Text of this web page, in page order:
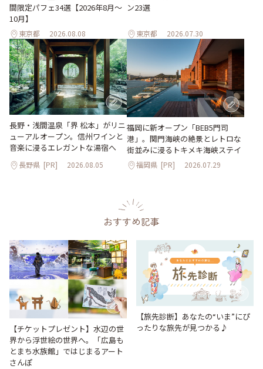
間限定パフェ34選【2026年8月～
10月】
東京都 2026.08.08
ン23選
東京都 2026.07.30
長野・浅間温泉「界 松本」がリニ
ューアルオープン。信州ワインと
音楽に浸るエレガントな湯宿へ
長野県 [PR] 2026.08.05
福岡に新オープン「BEB5門司
港」。関門海峡の絶景とレトロな
街並みに浸るトキメキ海峡ステイ
福岡県 [PR] 2026.07.29
おすすめ記事
【チケットプレゼント】水辺の世
界から浮世絵の世界へ。「広島も
とまち水族館」ではじまるアート
さんぽ
【旅先診断】あなたの“いま”にぴ
ったりな旅先が見つかる♪